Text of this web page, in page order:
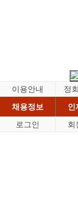
이용안내 정
채용정보
인
로그인
회